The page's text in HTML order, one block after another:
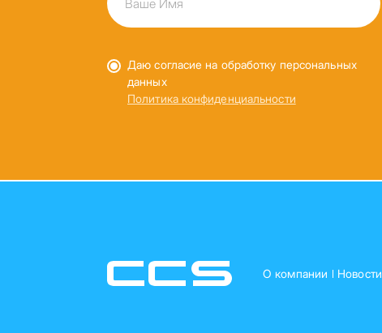
Даю согласие на обработку персональных
данных
Политика конфиденциальности
О компании Новости